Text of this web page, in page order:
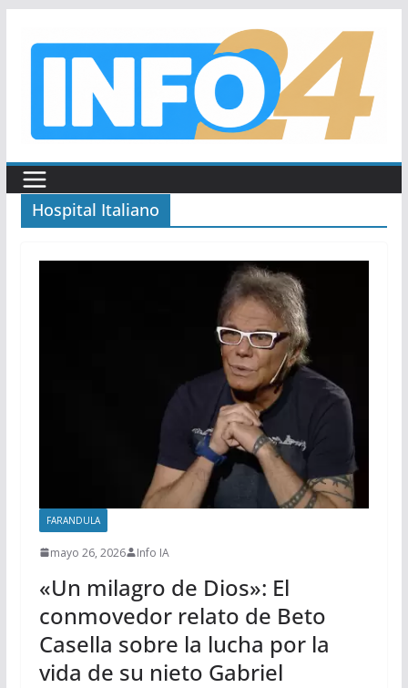
Hospital Italiano
FARANDULA
mayo 26, 2026 Info IA
«Un milagro de Dios»: El
conmovedor relato de Beto
Casella sobre la lucha por la
vida de su nieto Gabriel